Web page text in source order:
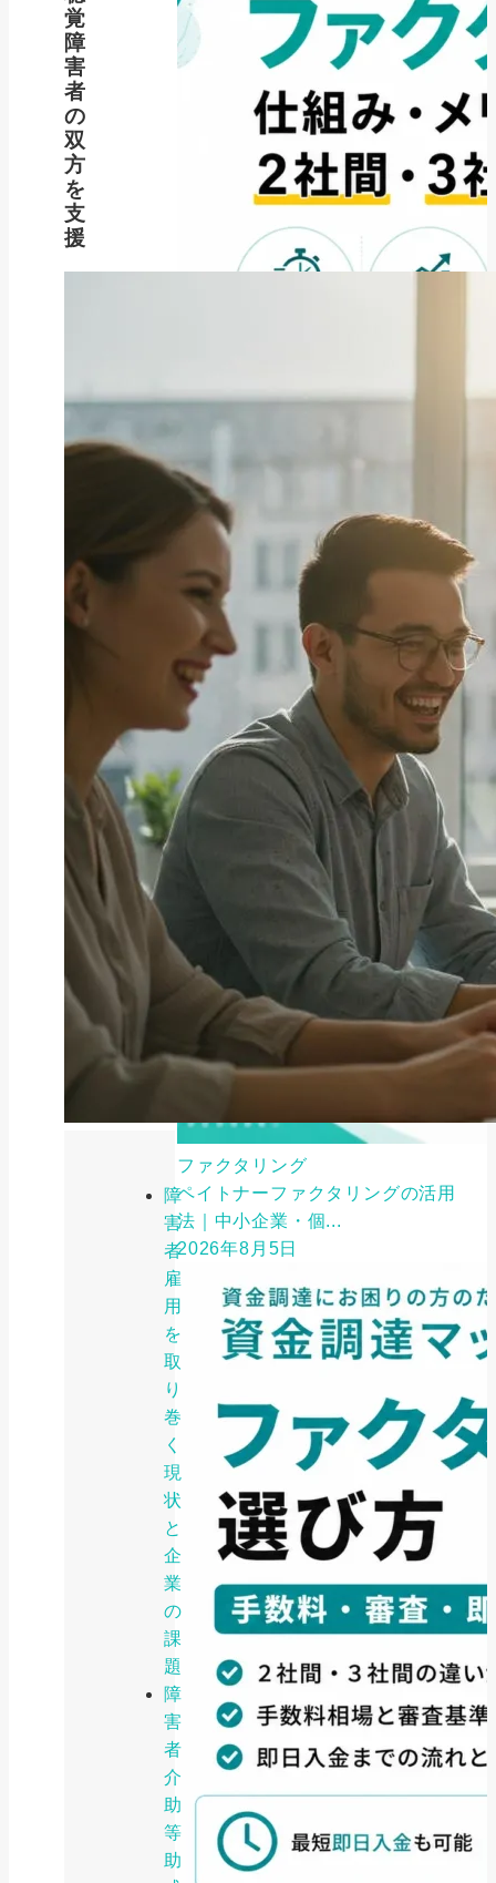
覚
障
害
者
の
双
方
を
支
援
障
害
者
雇
用
を
取
り
巻
く
現
状
と
企
業
の
課
題
障
害
者
介
助
等
助
ファクタリング
ファクタリングとは？仕組み・メ
リット・注意点と...
2026年8月6日
ファクタリング
ペイトナーファクタリングの活用
法｜中小企業・個...
2026年8月5日